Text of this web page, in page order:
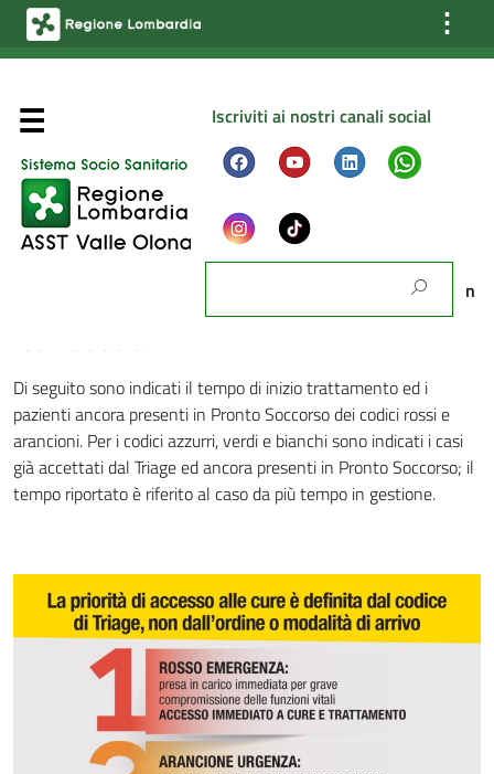
⋮
Iscriviti ai nostri canali social
Configurazione dell’ Azienda
La Direzione Strategica aziendale
Gli Organismi aziendali
L’organizzazione dipartimentale
Gli Organismi di rappresentanza territoriale
Organigrammi
Carta dei Servizi
Ultima modifica: 09 Settembre 2025
I dati pubblicati in questa pagina permettono di conoscere in
tempo reale i tempi d’attesa nei vari Pronto Soccorso dell’
ASST Valle Olona.
Di seguito sono indicati il tempo di inizio trattamento ed i
pazienti ancora presenti in Pronto Soccorso dei codici rossi e
arancioni. Per i codici azzurri, verdi e bianchi sono indicati i casi
già accettati dal Triage ed ancora presenti in Pronto Soccorso; il
tempo riportato è riferito al caso da più tempo in gestione.